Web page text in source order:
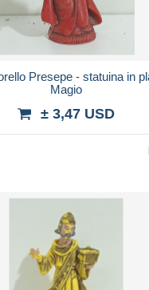
Presepe - statuina in
Magio
± 3,47 USD